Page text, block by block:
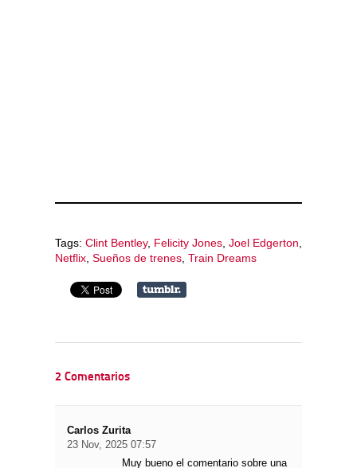
Tags: Clint Bentley, Felicity Jones, Joel Edgerton,
Netflix, Sueños de trenes, Train Dreams
2 Comentarios
Carlos Zurita
23 Nov, 2025 07:57
Muy bueno el comentario sobre una